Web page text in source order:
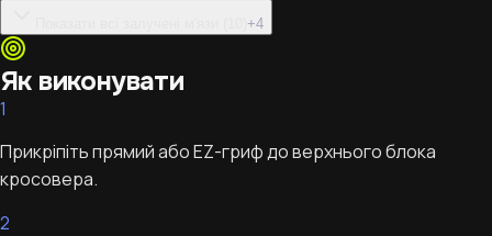
+4
Як виконувати
1
Прикріпіть прямий або EZ-гриф до верхнього блока
кросовера.
2